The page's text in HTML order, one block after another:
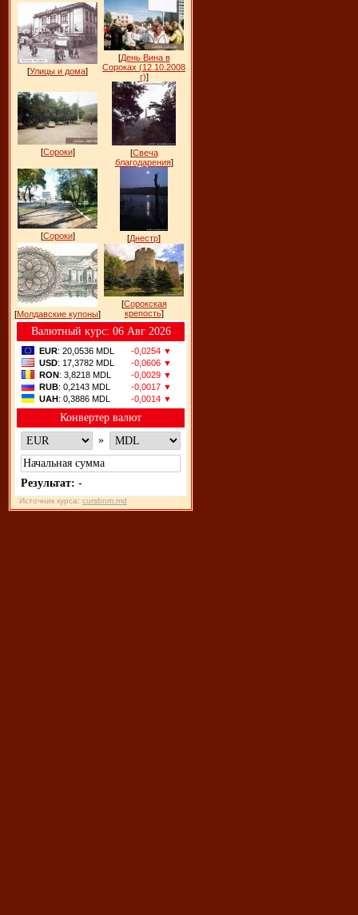
[Улицы и дома]
[День Вина в
Сороках (12.10.2008
г)]
[Сороки] [Свеча
благодарения]
[Сороки] [Днестр]
[Молдавские купоны]
[Сорокская
крепость]
Bалютный курс: 06 Авг 2026
EUR: 20,0536 MDL
-0,0254 ▼
USD: 17,3782 MDL
-0,0606 ▼
RON: 3,8218 MDL
-0,0029 ▼
RUB: 0,2143 MDL
-0,0017 ▼
UAH: 0,3886 MDL -0,0014 ▼
Конвертер валют
»
Результат: -
Источник курса: cursbnm.md